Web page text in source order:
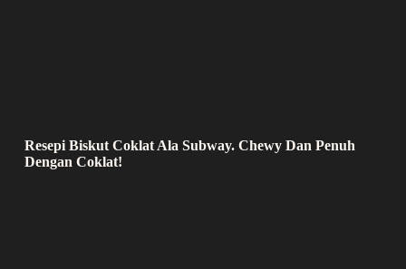
Resepi Biskut Coklat Ala Subway. Chewy Dan Penuh
Dengan Coklat!